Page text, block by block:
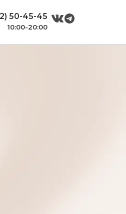
50-45-45
10:00-20:00